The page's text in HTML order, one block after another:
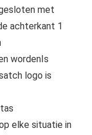
met
achterkant 1
wordenIs
logo is
elke situatie in